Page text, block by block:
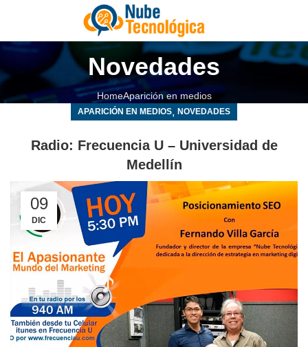
Novedades
HomeAparición en medios
APARICIÓN EN MEDIOS, NOVEDADES
Radio: Frecuencia U – Universidad de
Medellín
09
DIC